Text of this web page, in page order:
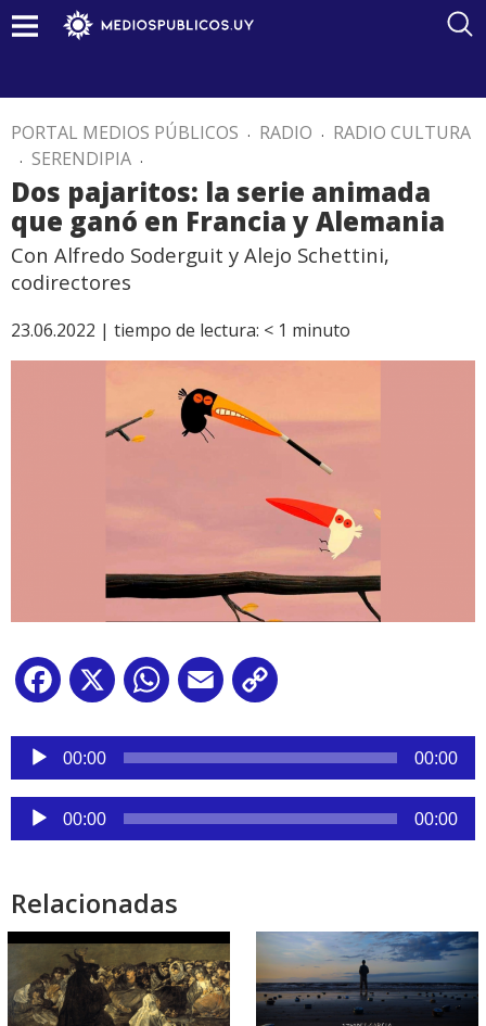
PORTAL MEDIOS PÚBLICOS . RADIO . RADIO CULTURA
. SERENDIPIA .
Dos pajaritos: la serie animada
que ganó en Francia y Alemania
Con Alfredo Soderguit y Alejo Schettini,
codirectores
23.06.2022 | tiempo de lectura: < 1 minuto
Facebook
X WhatsApp
Email
Reproductor
audio
00:00 00:00
Reproductor
de
00:00 00:00
Relacionadas